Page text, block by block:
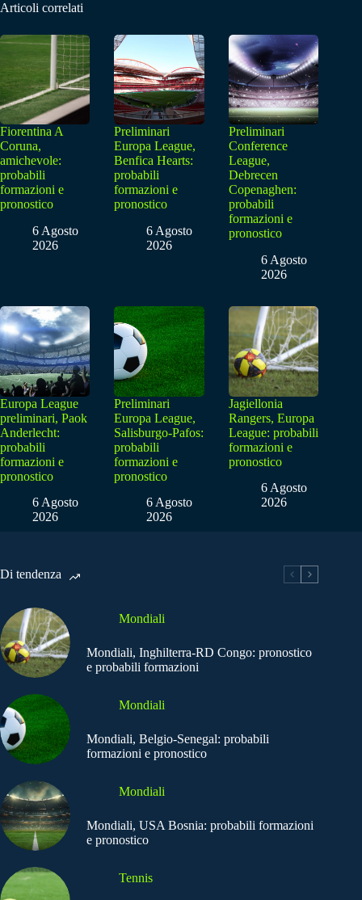
Articoli correlati
Fiorentina A
Coruna,
amichevole:
probabili
formazioni e
pronostico
6 Agosto
2026
Preliminari
Europa League,
Benfica Hearts:
probabili
formazioni e
pronostico
6 Agosto
2026
Preliminari
Conference
League,
Debrecen
Copenaghen:
probabili
formazioni e
pronostico
6 Agosto
2026
Europa League
preliminari, Paok
Anderlecht:
probabili
formazioni e
pronostico
6 Agosto
2026
Preliminari
Europa League,
Salisburgo-Pafos:
probabili
formazioni e
pronostico
6 Agosto
2026
Jagiellonia
Rangers, Europa
League: probabili
formazioni e
pronostico
6 Agosto
2026
Di tendenza
Mondiali
Mondiali, Inghilterra-RD Congo: pronostico
e probabili formazioni
Mondiali
Mondiali, Belgio-Senegal: probabili
formazioni e pronostico
Mondiali
Mondiali, USA Bosnia: probabili formazioni
e pronostico
Tennis